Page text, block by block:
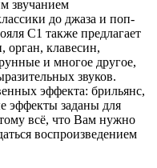
звучанием
до джаза и поп-
C1 также предлагает
орган, клавесин,
и многое другое,
звуков.
эффекта: брильянс,
эффекты заданы для
всё, что Вам нужно
воспроизведением